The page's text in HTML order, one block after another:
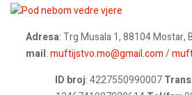
Adresa: Trg Musala 1, 88104 Mostar,
mail:muftijstvo.mo@gmail.com/
ID broj: 4227550990007